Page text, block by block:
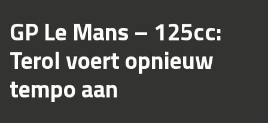
GP Le Mans – 125cc:
Terol voert opnieuw
tempo aan